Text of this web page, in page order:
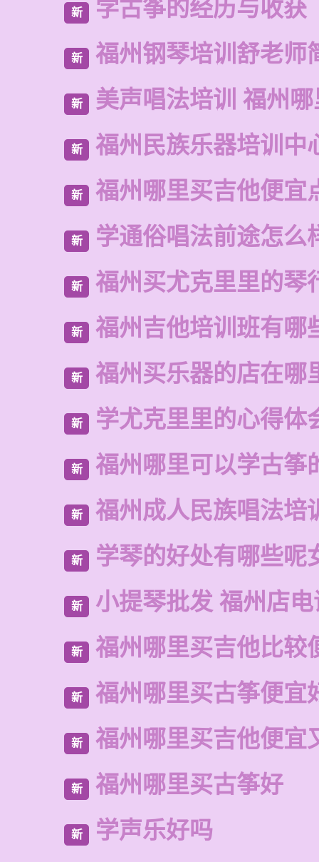
新 学古筝的经历与收获
新 福州钢琴培训舒老师
新 美声唱法培训 福州
新 福州民族乐器培训中
新 福州哪里买吉他便宜
新 学通俗唱法前途怎么
新 福州买尤克里里的琴
新 福州吉他培训班有哪
新 福州买乐器的店在哪
新 学尤克里里的心得体
新 福州哪里可以学古筝
新 福州成人民族唱法培
新 学琴的好处有哪些呢
新 小提琴批发 福州店
新 福州哪里买吉他比较
新 福州哪里买古筝便宜
新 福州哪里买吉他便宜
新 福州哪里买古筝好
新 学声乐好吗